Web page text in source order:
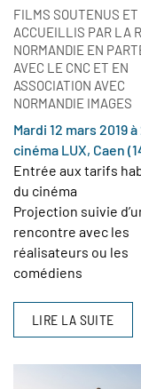
FILMS SOUTENUS ET
ACCUEILLIS PAR LA
NORMANDIE EN
AVEC LE CNC ET EN
ASSOCIATION AVEC
NORMANDIE IMAGES
Mardi 12 mars 2019
cinéma LUX, Caen
Entrée aux tarifs
du cinéma
Projection suivie
rencontre avec les
réalisateurs ou les
comédiens
LIRE LA SUITE